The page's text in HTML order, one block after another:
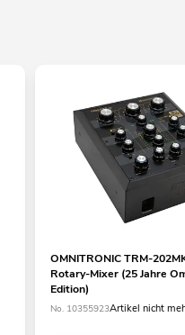
OMNITRONIC TRM-
Rotary-Mixer (25 Jahre
Edition)
No. 10355923Artikel nicht